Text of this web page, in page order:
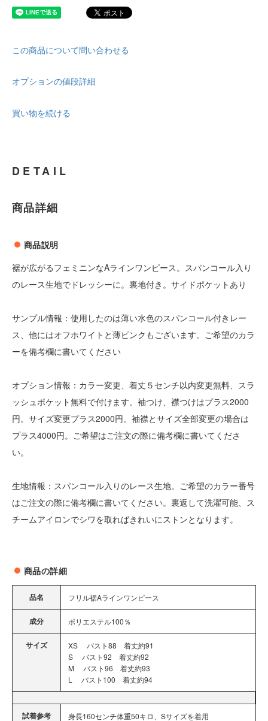
この商品について問い合わせる
オプションの値段詳細
買い物を続ける
DETAIL
商品詳細
商品説明
裾が広がるフェミニンなAラインワンピース。スパンコール入り
のレース生地でドレッシーに。裏地付き。サイドポケットあり
サンプル情報：使用したのは薄い水色のスパンコール付きレー
ス、他にはオフホワイトと薄ピンクもございます。ご希望のカラ
ーを備考欄に書いてください
オプション情報：カラー変更、着丈５センチ以内変更無料、スラ
ッシュポケット無料で付けます。袖つけ、襟つけはプラス2000
円。サイズ変更プラス2000円。袖襟とサイズ全部変更の場合は
プラス4000円。ご希望はご注文の際に備考欄に書いてくださ
い。
生地情報：スパンコール入りのレース生地。ご希望のカラー番号
はご注文の際に備考欄に書いてください。裏返して洗濯可能、ス
チームアイロンでシワを取ればきれいにストンとなります。
商品の詳細
品名 フリル裾Aラインワンピース
成分 ポリエステル100％
サイズ
XS バスト88 着丈約91
S バスト92 着丈約92
M バスト96 着丈約93
L バスト100 着丈約94
試着参考 身長160センチ体重50キロ、Sサイズを着用